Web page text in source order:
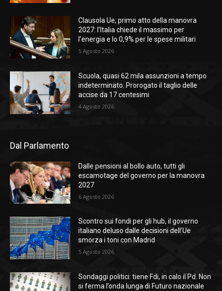
Clausola Ue, primo atto della manovra
2027: l’Italia chiede il massimo per
l’energia e lo 0,9% per le spese militari
5 Agosto 2026
Scuola, quasi 62 mila assunzioni a tempo
indeterminato. Prorogato il taglio delle
accise da 17 centesimi
4 Agosto 2026
Dal Parlamento
Dalle pensioni al bollo auto, tutti gli
escamotage del governo per la manovra
2027
6 Agosto 2026
Scontro sui fondi per gli hub, il governo
italiano deluso dalle decisioni dell’Ue
smorza i toni con Madrid
5 Agosto 2026
Sondaggi politici: tiene Fdi, in calo il Pd. Non
si ferma l’onda lunga di Futuro nazionale